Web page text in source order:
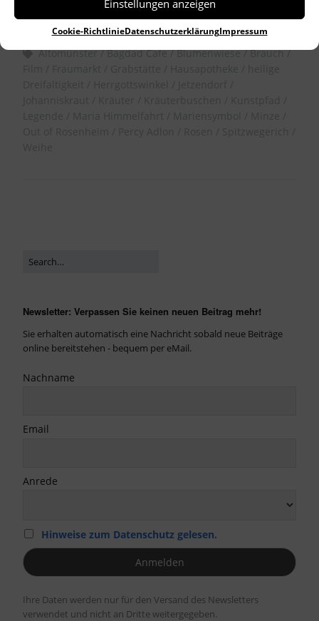
Einstellungen anzeigen
Cookie-RichtlinieDatenschutzerklärungImpressum
Allgemein
Altomünster
Bagdad Cafe Blumenwiese
Brauch
Newsletter: Verpassen Sie keinen neuen Beitrag mehr!
Sie erhalten automatisch eine Nachricht sobald neue Beiträge
online bereitstehen - bequem per eMail.
Nachname
Email
Anrede
Hinweise zum Datenschutz gelesen.
Ihre Daten werden nur für den Versand des Newsletters
verwendet und nicht an Dritte weitergegeben.